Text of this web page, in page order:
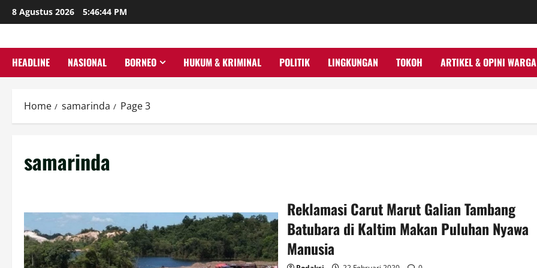
Skip
to
8 Agustus 2026 5:46:45 PM
HEADLINE NASIONAL BORNEO HUKUM & KRIMINAL POLITIK LINGKUNGAN TOKOH ARTIKEL & OPINI WARGA
Home samarinda Page 3
samarinda
Reklamasi Carut Marut Galian Tambang
Batubara di Kaltim Makan Puluhan Nyawa
Manusia